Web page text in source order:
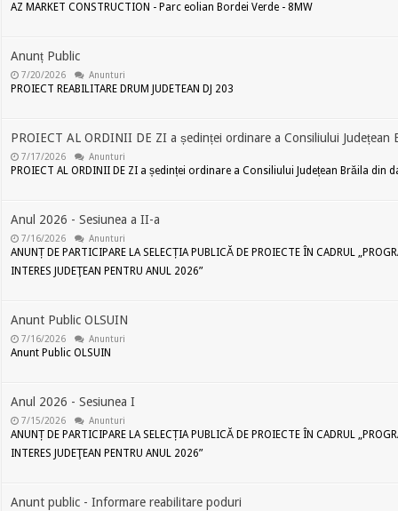
AZ MARKET CONSTRUCTION - Parc eolian Bordei Verde - 8MW
Anunț Public
7/20/2026 Anunturi
PROIECT REABILITARE DRUM JUDETEAN DJ 203
PROIECT AL ORDINII DE ZI a ședinței ordinare a Consiliului
7/17/2026 Anunturi
PROIECT AL ORDINII DE ZI a ședinței ordinare a Consiliului Județean Brăila din
Anul 2026 - Sesiunea a II-a
7/16/2026 Anunturi
ANUNȚ DE PARTICIPARE LA SELECȚIA PUBLICĂ DE PROIECTE ÎN CADRUL
INTERES JUDEŢEAN PENTRU ANUL 2026”
Anunt Public OLSUIN
7/16/2026 Anunturi
Anunt Public OLSUIN
Anul 2026 - Sesiunea I
7/15/2026 Anunturi
ANUNȚ DE PARTICIPARE LA SELECȚIA PUBLICĂ DE PROIECTE ÎN CADRUL
INTERES JUDEŢEAN PENTRU ANUL 2026”
Anunt public - Informare reabilitare poduri